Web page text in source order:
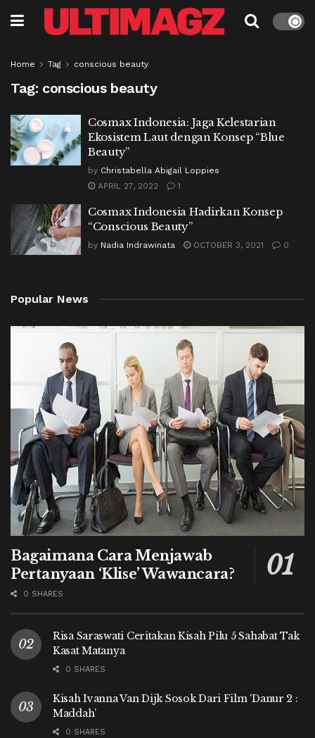
Home Tag conscious beauty
Tag: conscious beauty
Cosmax Indonesia: Jaga Kelestarian
Ekosistem Laut dengan Konsep “Blue
Beauty”
by Christabella Abigail Loppies
APRIL 27, 2022
1
Cosmax Indonesia Hadirkan Konsep
“Conscious Beauty”
by Nadia Indrawinata OCTOBER 3, 2021 0
Popular News
Bagaimana Cara Menjawab
Pertanyaan ‘Klise’ Wawancara?
0 SHARES
Risa Saraswati Ceritakan Kisah Pilu 5 Sahabat Tak
Kasat Matanya
0 SHARES
Kisah Ivanna Van Dijk Sosok Dari Film ‘Danur 2 :
Maddah’
0 SHARES